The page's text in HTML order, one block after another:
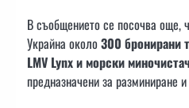
В съобщението се посочва още,
Украйна около300 бронирани
LMV Lynx и морски
предназначени за разминиране